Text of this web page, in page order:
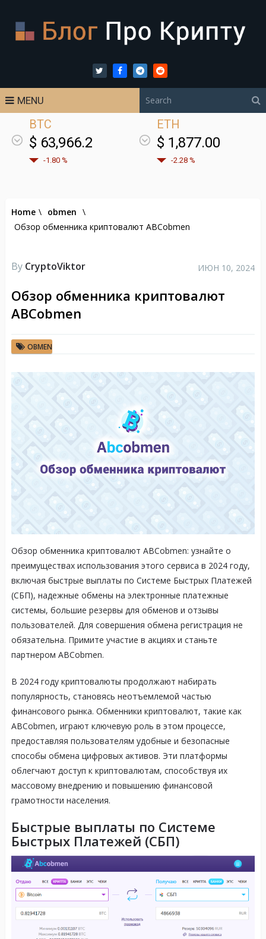
MENU
BTC
$ 63,966.2
-1.80 %
ETH
$ 1,877.00
-2.28 %
Home \ obmen \
Обзор обменника криптовалют ABCobmen
By CryptoViktor ИЮН 10, 2024
Обзор обменника криптовалют
ABCobmen
OBMEN
Обзор обменника криптовалют ABCobmen: узнайте о
преимуществах использования этого сервиса в 2024 году,
включая быстрые выплаты по Системе Быстрых Платежей
(СБП), надежные обмены на электронные платежные
системы, большие резервы для обменов и отзывы
пользователей. Для совершения обмена регистрация не
обязательна. Примите участие в акциях и станьте
партнером ABCobmen.
В 2024 году криптовалюты продолжают набирать
популярность, становясь неотъемлемой частью
финансового рынка. Обменники криптовалют, такие как
ABCobmen, играют ключевую роль в этом процессе,
предоставляя пользователям удобные и безопасные
способы обмена цифровых активов. Эти платформы
облегчают доступ к криптовалютам, способствуя их
массовому внедрению и повышению финансовой
грамотности населения.
Быстрые выплаты по Системе
Быстрых Платежей (СБП)